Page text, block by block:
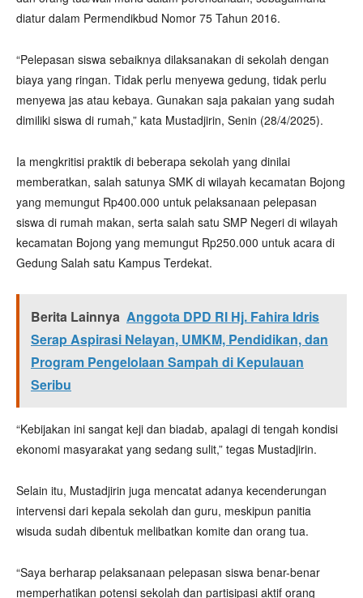
diatur dalam Permendikbud Nomor 75 Tahun 2016.
“Pelepasan siswa sebaiknya dilaksanakan di sekolah dengan
biaya yang ringan. Tidak perlu menyewa gedung, tidak perlu
menyewa jas atau kebaya. Gunakan saja pakaian yang sudah
dimiliki siswa di rumah,” kata Mustadjirin, Senin (28/4/2025).
Ia mengkritisi praktik di beberapa sekolah yang dinilai
memberatkan, salah satunya SMK di wilayah kecamatan Bojong
yang memungut Rp400.000 untuk pelaksanaan pelepasan
siswa di rumah makan, serta salah satu SMP Negeri di wilayah
kecamatan Bojong yang memungut Rp250.000 untuk acara di
Gedung Salah satu Kampus Terdekat.
Berita Lainnya Anggota DPD RI Hj. Fahira Idris
Serap Aspirasi Nelayan, UMKM, Pendidikan, dan
Program Pengelolaan Sampah di Kepulauan
Seribu
“Kebijakan ini sangat keji dan biadab, apalagi di tengah kondisi
ekonomi masyarakat yang sedang sulit,” tegas Mustadjirin.
Selain itu, Mustadjirin juga mencatat adanya kecenderungan
intervensi dari kepala sekolah dan guru, meskipun panitia
wisuda sudah dibentuk melibatkan komite dan orang tua.
“Saya berharap pelaksanaan pelepasan siswa benar-benar
memperhatikan potensi sekolah dan partisipasi aktif orang